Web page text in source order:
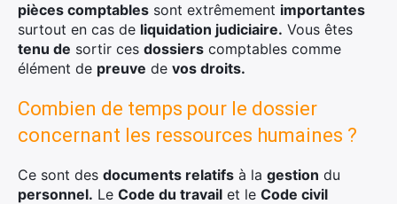
pièces comptables sont extrêmement importantes
surtout en cas de liquidation judiciaire. Vous êtes
tenu de sortir ces dossiers comptables comme
élément de preuve de vos droits.
Combien de temps pour le dossier
concernant les ressources humaines ?
Ce sont des documents relatifs à la gestion du
personnel. Le Code du travail et le Code civil